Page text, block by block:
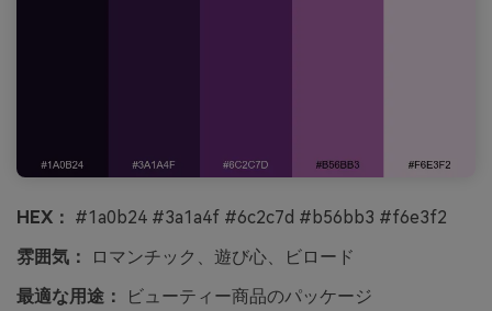
HEX： #1a0b24 #3a1a4f #6c2c7d #b56bb3 #f6e3f2
雰囲気：
ロマンチック、遊び心、ビロード
最適な用途：
ビューティー商品のパッケージ